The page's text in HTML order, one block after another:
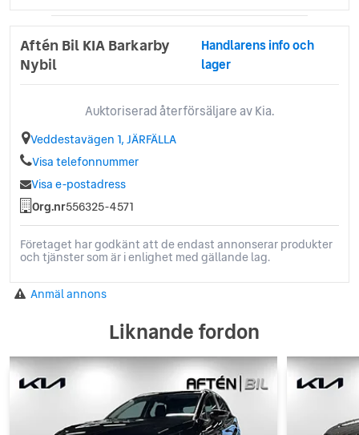
ISOFIX
Läderklädd uppvärmbar ratt
Mörktonade rutor från B-stolpen
Yttre sittplatser bak uppvärmbara
Aftén Bil KIA Barkarby
Nybil
Handlarens info och
lager
Auktoriserad återförsäljare av Kia.
Veddestavägen 1, JÄRFÄLLA
Visa telefonnummer
Visa e-postadress
Org.nr556325-4571
Företaget har godkänt att de endast annonserar produkter
och tjänster som är i enlighet med gällande lag.
Anmäl annons
Liknande fordon